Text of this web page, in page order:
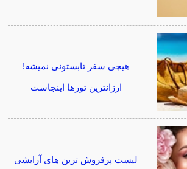
هیچی سفر تابستونی نمیشه!
ارزانترین تورها اینجاست
لیست پرفروش ترین های آرایشی